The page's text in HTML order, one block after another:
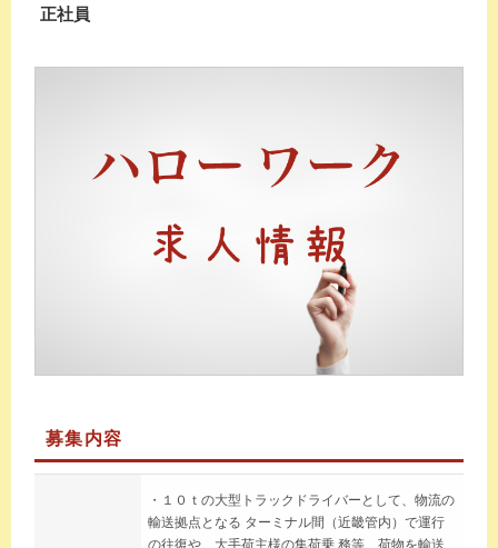
正社員
募集内容
・１０ｔの大型トラックドライバーとして、物流の
輸送拠点となる ターミナル間（近畿管内）で運行
の往復や、大手荷主様の集荷乗 務等、荷物を輸送